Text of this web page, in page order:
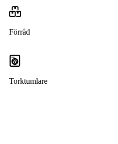
Förråd
Torktumlare